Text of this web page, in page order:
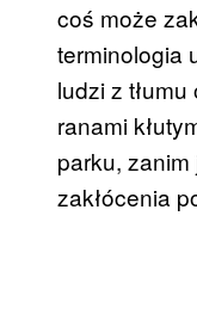
coś może
terminologia
ludzi z
ranami
parku,
zakłócenia